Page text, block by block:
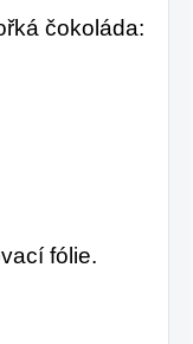
čokoláda:
fólie.